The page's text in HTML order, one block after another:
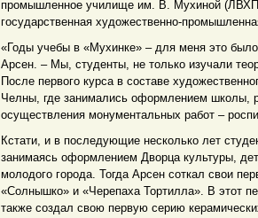
промышленное училище им. В. Мухиной
государственная художественно-
«Годы учебы в «Мухинке» – для меня это
Арсен. – Мы, студенты, не только изучали
После первого курса в составе
Челны, где занимались оформлением школы,
осуществления монументальных работ –
Кстати, и в последующие несколько лет
занимаясь оформлением Дворца культуры,
молодого города. Тогда Арсен соткал свои
«Солнышко» и «Черепаха Тортилла». В этот
также создал свою первую серию